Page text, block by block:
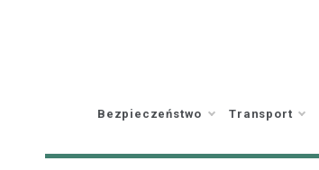
Bezpieczeństwo Transport